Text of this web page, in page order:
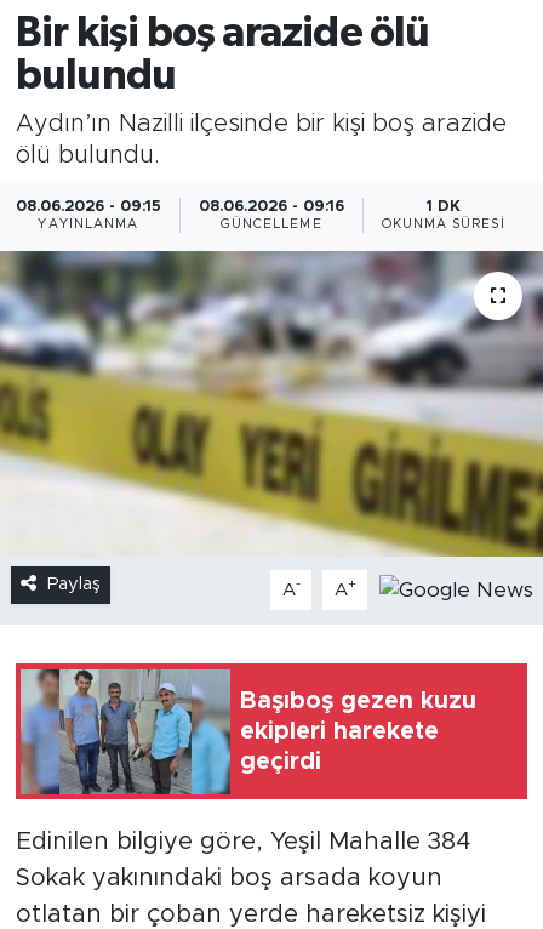
Bir kişi boş arazide ölü
bulundu
Aydın’ın Nazilli ilçesinde bir kişi boş arazide
ölü bulundu.
08.06.2026 - 09:15
YAYINLANMA
08.06.2026 - 09:16
GÜNCELLEME
1 DK
OKUNMA SÜRESI
Paylaş A- A+
Başıboş gezen kuzu
ekipleri harekete
geçirdi
Edinilen bilgiye göre, Yeşil Mahalle 384
Sokak yakınındaki boş arsada koyun
otlatan bir çoban yerde hareketsiz kişiyi